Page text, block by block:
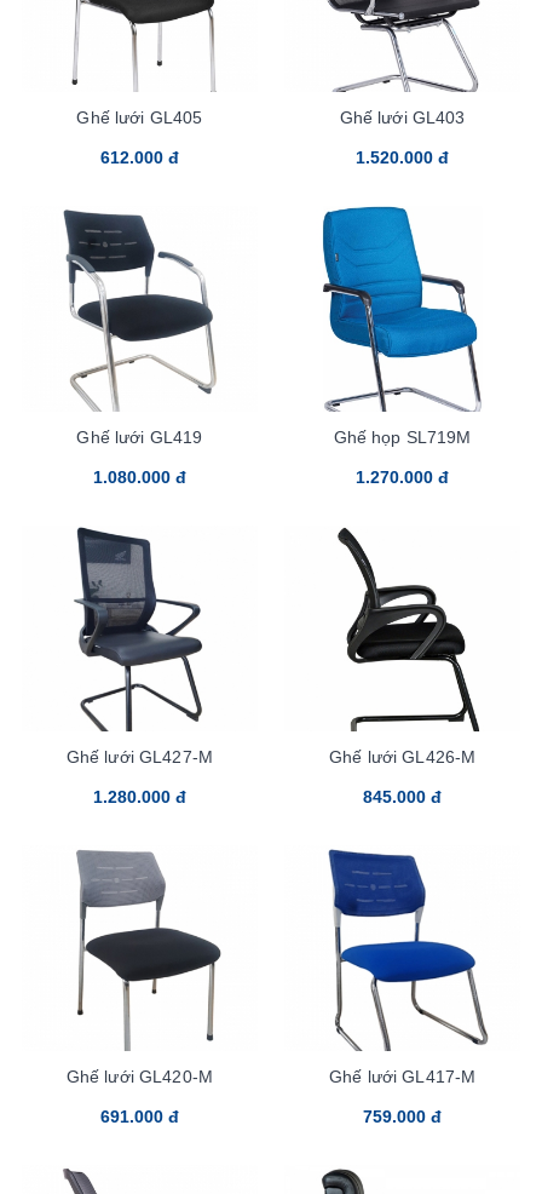
Ghế lưới GL405
612.000 đ
Ghế lưới GL403
1.520.000 đ
Ghế lưới GL419
1.080.000 đ
Ghế họp SL719M
1.270.000 đ
Ghế lưới GL427-M
1.280.000 đ
Ghế lưới GL426-M
845.000 đ
Ghế lưới GL420-M
691.000 đ
Ghế lưới GL417-M
759.000 đ